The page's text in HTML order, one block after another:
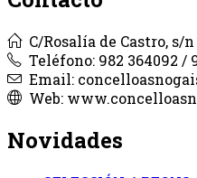
C/Rosalía de Castro, s/
Teléfono: 982 364092 /
Email:
Web:
Novidades